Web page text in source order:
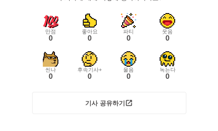
만점
0
좋아요
0
파티
0
웃음
0
씬나
0
후속기사+
0
울음
0
녹는다
0
기사 공유하기